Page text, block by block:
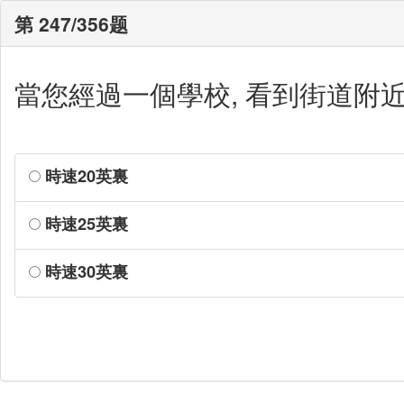
第 247/356题
當您經過一個學校, 看到街道附
時速20英裏
時速25英裏
時速30英裏